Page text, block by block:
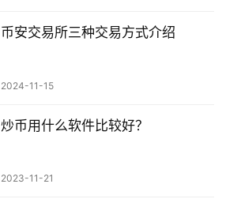
币安交易所三种交易方式介绍
2024-11-15
炒币用什么软件比较好？
2023-11-21